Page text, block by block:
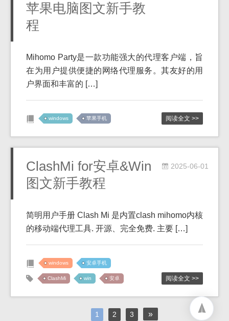
苹果电脑图文新手教
程
Mihomo Party是一款功能强大的代理客户端，旨
在为用户提供便捷的网络代理服务。其友好的用
户界面和丰富的 […]
windows 苹果手机 阅读全文 >>
ClashMi for安卓&Win
图文新手教程
2025-06-01
简明用户手册​ Clash Mi 是内置clash mihomo内核
的移动端代理工具. 开源、完全免费. 主要 […]
windows 安卓手机
ClashMi win 安卓 阅读全文 >>
1 2 3 »